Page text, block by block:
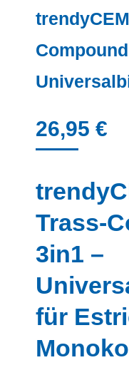
26,95 €
Trass-
3in1 –
für